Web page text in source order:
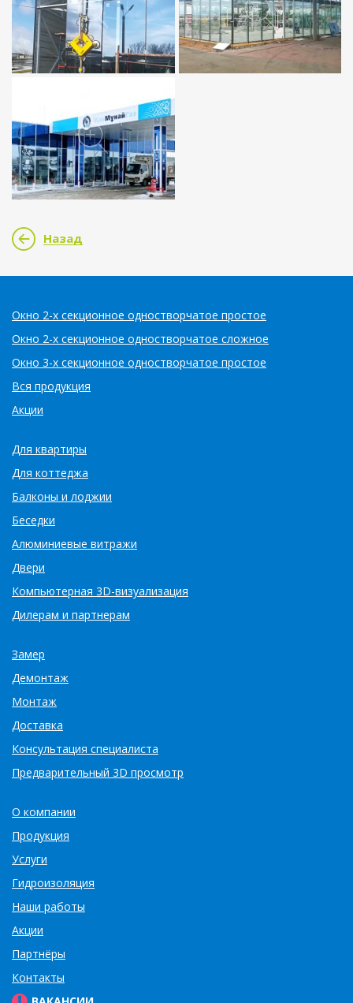
Назад
Окно 2-х секционное одностворчатое простое
Окно 2-х секционное одностворчатое сложное
Окно 3-х секционное одностворчатое простое
Вся продукция
Акции
Для квартиры
Для коттеджа
Балконы и лоджии
Беседки
Алюминиевые витражи
Двери
Компьютерная 3D-визуализация
Дилерам и партнерам
Замер
Демонтаж
Монтаж
Доставка
Консультация специалиста
Предварительный 3D просмотр
О компании
Продукция
Услуги
Гидроизоляция
Наши работы
Акции
Партнёры
Контакты